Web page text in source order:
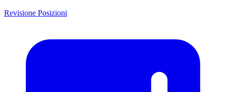
Revisione Posizioni